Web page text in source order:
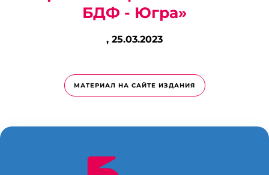
БДФ - Югра»
, 25.03.2023
МАТЕРИАЛ НА САЙТЕ ИЗДАНИЯ